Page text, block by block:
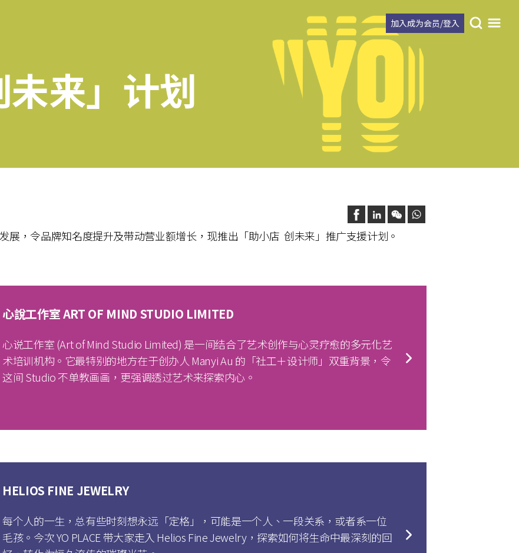
加入成为会员/登入
未来」计划
展，令品牌知名度提升及带动营业额增长，现推出「助小店 创未来」推广支援计划。
心說工作室 ART OF MIND STUDIO LIMITED
心说工作室 (Art of Mind Studio Limited) 是一间结合了艺术创作与心灵疗愈的多元化艺
术培训机构。它最特别的地方在于创办人 Manyi Au 的「社工＋设计师」双重背景，令
这间 Studio 不单教画画，更强调透过艺术来探索内心。
HELIOS FINE JEWELRY
每个人的一生，总有些时刻想永远「定格」，可能是一个人、一段关系，或者系一位
毛孩。今次 YO PLACE 带大家走入 Helios Fine Jewelry，探索如何将生命中最深刻的回